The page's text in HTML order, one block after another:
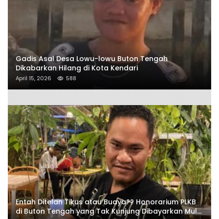
Gadis Asal Desa Lowu-lowu Buton Tengah
Dikabarkan Hilang di Kota Kendari
April 15, 2026 588
Entah Ditelan Tikus atau Buaya?? Honorarium PLKB
di Buton Tengah yang Tak Kunjung Dibayarkan Mulai